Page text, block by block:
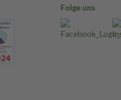
Folge uns